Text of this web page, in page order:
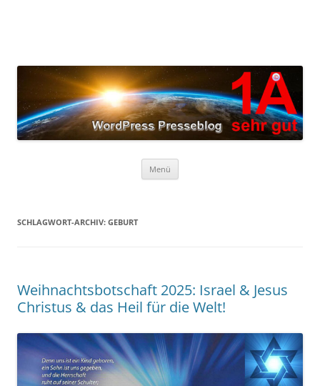
Menü
SCHLAGWORT-ARCHIV: GEBURT
Weihnachtsbotschaft 2025: Israel & Jesus
Christus & das Heil für die Welt!